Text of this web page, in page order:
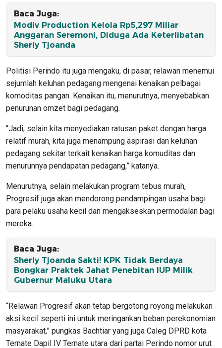
Baca Juga:
Modiv Production Kelola Rp5,297 Miliar
Anggaran Seremoni, Diduga Ada Keterlibatan
Sherly Tjoanda
Politisi Perindo itu juga mengaku, di pasar, relawan menemui
sejumlah keluhan pedagang mengenai kenaikan pelbagai
komoditas pangan. Kenaikan itu, menurutnya, menyebabkan
penurunan omzet bagi pedagang.
“Jadi, selain kita menyediakan ratusan paket dengan harga
relatif murah, kita juga menampung aspirasi dan keluhan
pedagang sekitar terkait kenaikan harga komuditas dan
menurunnya pendapatan pedagang,” katanya.
Menurutnya, selain melakukan program tebus murah,
Progresif juga akan mendorong pendampingan usaha bagi
para pelaku usaha kecil dan mengakseskan permodalan bagi
mereka.
Baca Juga:
Sherly Tjoanda Sakti! KPK Tidak Berdaya
Bongkar Praktek Jahat Penebitan IUP Milik
Gubernur Maluku Utara
“Relawan Progresif akan tetap bergotong royong melakukan
aksi kecil seperti ini untuk meringankan beban perekonomian
masyarakat,” pungkas Bachtiar yang juga Caleg DPRD kota
Ternate Dapil IV Ternate utara dari partai Perindo nomor urut